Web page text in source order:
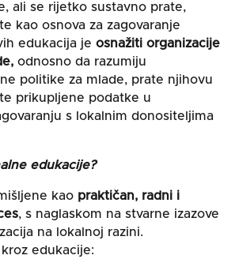
ali se rijetko sustavno prate,
kao osnova za zagovaranje
edukacija je osnažiti organizacije
odnosno da razumiju
politike za mlade, prate njihovu
prikupljene podatke u
s lokalnim donositeljima
edukacije?
kao praktičan, radni i
, s naglaskom na stvarne izazove
na lokalnoj razini.
edukacije: